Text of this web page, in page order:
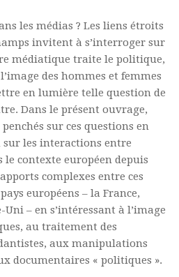
un numéro
PDF
papier
les médias ? Les liens étroits
invitent à s’interroger sur
médiatique traite le politique,
des hommes et femmes
en lumière telle question de
Dans le présent ouvrage,
sur ces questions en
les interactions entre
contexte européen depuis
complexes entre ces
européens – la France,
Uni – en s’intéressant à l’image
au traitement des
aux manipulations
documentaires « politiques ».